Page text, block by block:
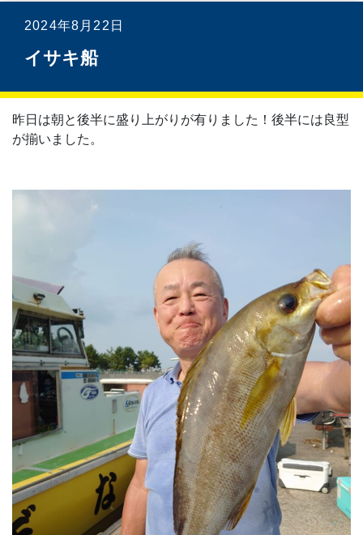
2024年8月22日
イサキ船
昨日は朝と後半に盛り上がりが有りました！後半には良型
が揃いました。